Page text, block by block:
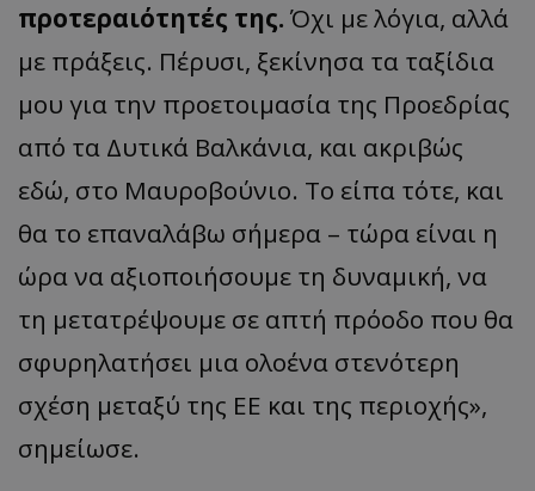
προτεραιότητές της. Όχι με λόγια, αλλά
με πράξεις. Πέρυσι, ξεκίνησα τα ταξίδια
μου για την προετοιμασία της Προεδρίας
από τα Δυτικά Βαλκάνια, και ακριβώς
εδώ, στο Μαυροβούνιο. Το είπα τότε, και
θα το επαναλάβω σήμερα – τώρα είναι η
ώρα να αξιοποιήσουμε τη δυναμική, να
τη μετατρέψουμε σε απτή πρόοδο που θα
σφυρηλατήσει μια ολοένα στενότερη
σχέση μεταξύ της ΕΕ και της περιοχής»,
σημείωσε.